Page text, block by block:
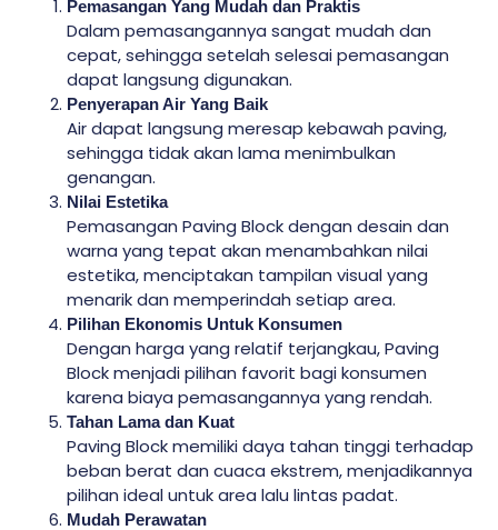
Pemasangan Yang Mudah dan Praktis
Dalam pemasangannya sangat mudah dan
cepat, sehingga setelah selesai pemasangan
dapat langsung digunakan.
Penyerapan Air Yang Baik
Air dapat langsung meresap kebawah paving,
sehingga tidak akan lama menimbulkan
genangan.
Nilai Estetika
Pemasangan Paving Block dengan desain dan
warna yang tepat akan menambahkan nilai
estetika, menciptakan tampilan visual yang
menarik dan memperindah setiap area.
Pilihan Ekonomis Untuk Konsumen
Dengan harga yang relatif terjangkau, Paving
Block menjadi pilihan favorit bagi konsumen
karena biaya pemasangannya yang rendah.
Tahan Lama dan Kuat
Paving Block memiliki daya tahan tinggi terhadap
beban berat dan cuaca ekstrem, menjadikannya
pilihan ideal untuk area lalu lintas padat.
Mudah Perawatan